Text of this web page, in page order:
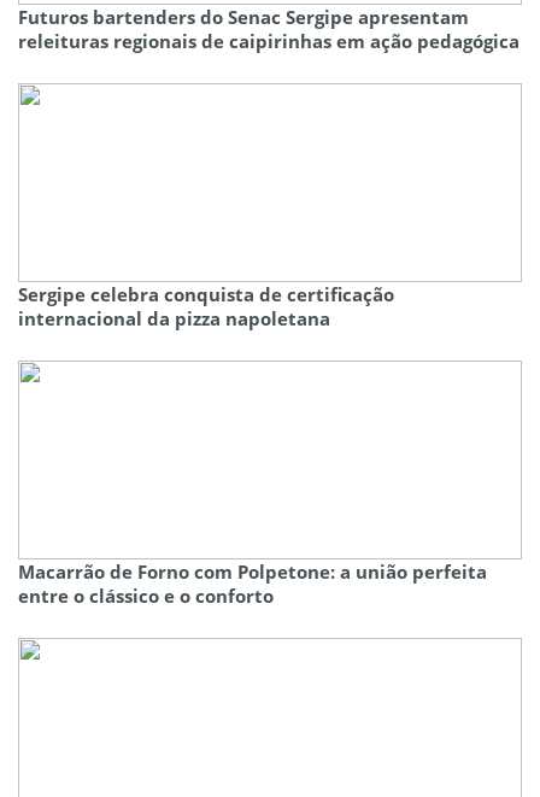
Futuros bartenders do Senac Sergipe apresentam
releituras regionais de caipirinhas em ação pedagógica
Sergipe celebra conquista de certificação
internacional da pizza napoletana
Macarrão de Forno com Polpetone: a união perfeita
entre o clássico e o conforto